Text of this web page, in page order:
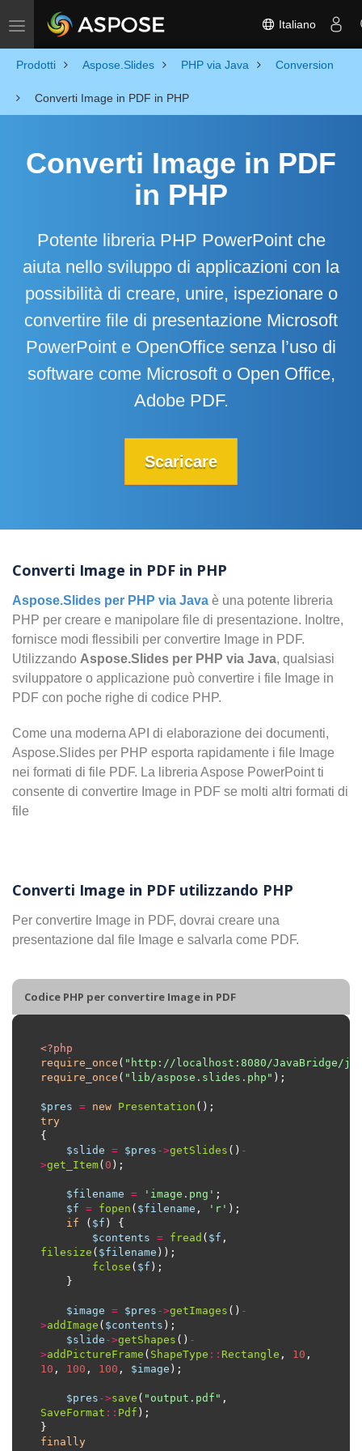
Toggle navigation Italiano
Prodotti Aspose.Slides PHP via Java Conversion
Converti Image in PDF in PHP
Converti Image in PDF
in PHP
Potente libreria PHP PowerPoint che
aiuta nello sviluppo di applicazioni con la
possibilità di creare, unire, ispezionare o
convertire file di presentazione Microsoft
PowerPoint e OpenOffice senza l’uso di
software come Microsoft o Open Office,
Adobe PDF.
Scaricare
Converti Image in PDF in PHP
Aspose.Slides per PHP via Java è una potente libreria
PHP per creare e manipolare file di presentazione. Inoltre,
fornisce modi flessibili per convertire Image in PDF.
Utilizzando Aspose.Slides per PHP via Java, qualsiasi
sviluppatore o applicazione può convertire i file Image in
PDF con poche righe di codice PHP.
Come una moderna API di elaborazione dei documenti,
Aspose.Slides per PHP esporta rapidamente i file Image
nei formati di file PDF. La libreria Aspose PowerPoint ti
consente di convertire Image in PDF se molti altri formati di
file
Converti Image in PDF utilizzando PHP
Per convertire Image in PDF, dovrai creare una
presentazione dal file Image e salvarla come PDF.
Codice PHP per convertire Image in PDF
<?php
require_once ( "http://localhost:8080/JavaBridge/
require_once ( "lib/aspose.slides.php"
$pres = new Presentation
try
$slide = $pres ->getSlides () -
>get_Item( 0
$filename = 'image.png'
$f = fopen ( $filename , 'r'
if ( $f
$contents = fread ( $f
filesize ( $filename
fclose ( $f
$image = $pres ->getImages () -
>addImage ( $contents
$slide ->getShapes () -
>addPictureFrame ( ShapeType :: Rectangle , 10
10 , 100 , 100 , $image
$pres ->save ( "output.pdf"
SaveFormat :: Pdf
finally